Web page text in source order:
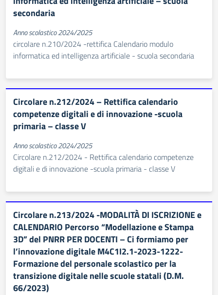
secondaria
Anno scolastico 2024/2025
circolare n.210/2024 -rettifica Calendario modulo
informatica ed intelligenza artificiale - scuola secondaria
Circolare n.212/2024 – Rettifica calendario
competenze digitali e di innovazione -scuola
primaria – classe V
Anno scolastico 2024/2025
Circolare n.212/2024 - Rettifica calendario competenze
digitali e di innovazione -scuola primaria - classe V
Circolare n.213/2024 -MODALITÀ DI ISCRIZIONE e
CALENDARIO Percorso “Modellazione e Stampa
3D” del PNRR PER DOCENTI – Ci formiamo per
l’innovazione digitale M4C1I2.1-2023-1222-
Formazione del personale scolastico per la
transizione digitale nelle scuole statali (D.M.
66/2023)